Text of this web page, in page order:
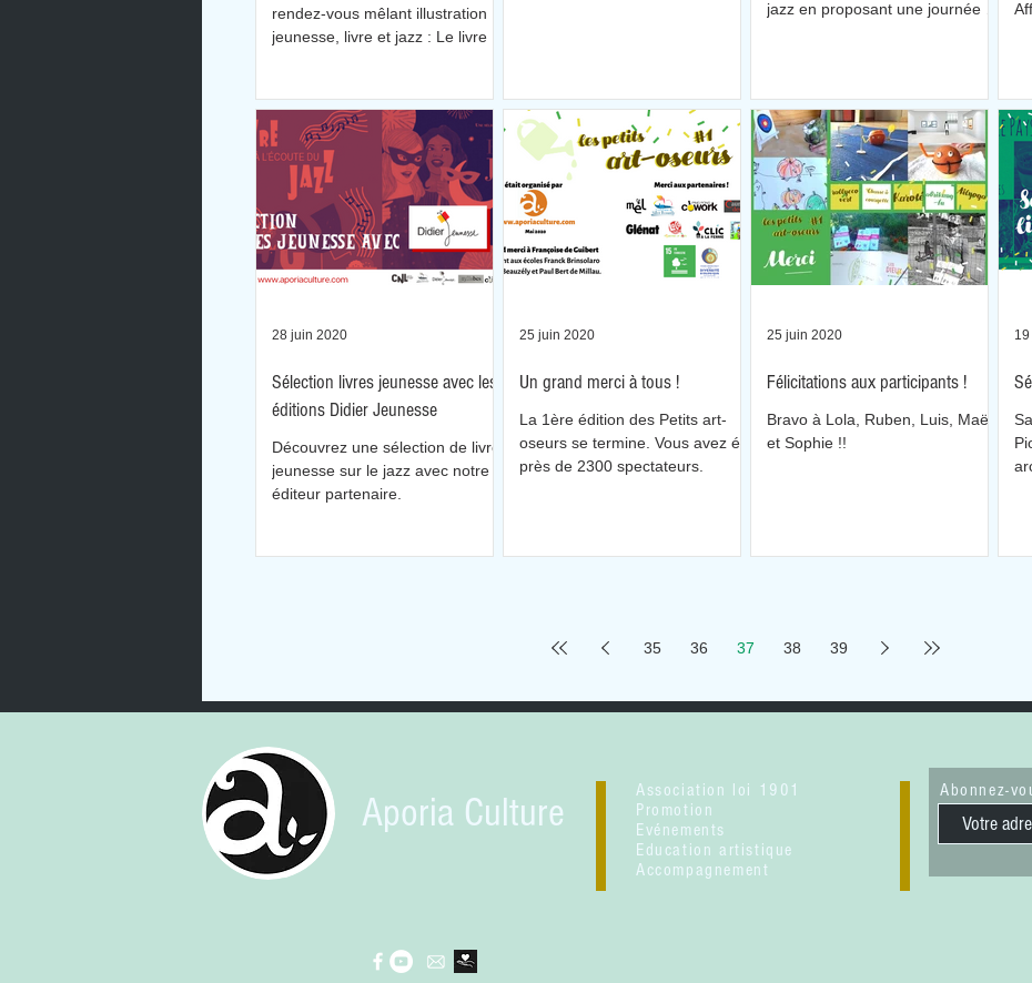
rendez-vous mêlant illustration
jeunesse, livre et jazz : Le livre à
jazz en proposant une journée de
Sélection livres jeunesse avec les
éditions Didier Jeunesse
Découvrez une sélection de livres
jeunesse sur le jazz avec notre
éditeur partenaire.
28 juin 2020
Un grand merci à tous !
La 1ère édition des Petits art-
oseurs se termine. Vous avez été
près de 2300 spectateurs.
25 juin 2020
Félicitations aux participants !
Bravo à Lola, Ruben, Luis, Maël
et Sophie !!
25 juin 2020
35 36 37 38 39
Aporia Culture
Association loi 1901
Promotion
Evénements
Education artistique
Accompagnement
Abonnez-